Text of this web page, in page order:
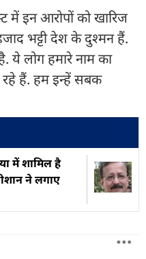
में इन आरोपों को खारिज
भट्टी देश के दुश्मन हैं.
ये लोग हमारे नाम का
हैं. हम इन्हें सबक
में शामिल है
ने लगाए